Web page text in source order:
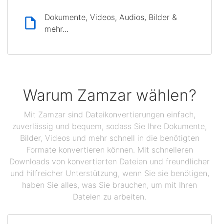
Dokumente, Videos, Audios, Bilder &
mehr...
Warum Zamzar wählen?
Mit Zamzar sind Dateikonvertierungen einfach,
zuverlässig und bequem, sodass Sie Ihre Dokumente,
Bilder, Videos und mehr schnell in die benötigten
Formate konvertieren können. Mit schnelleren
Downloads von konvertierten Dateien und freundlicher
und hilfreicher Unterstützung, wenn Sie sie benötigen,
haben Sie alles, was Sie brauchen, um mit Ihren
Dateien zu arbeiten.